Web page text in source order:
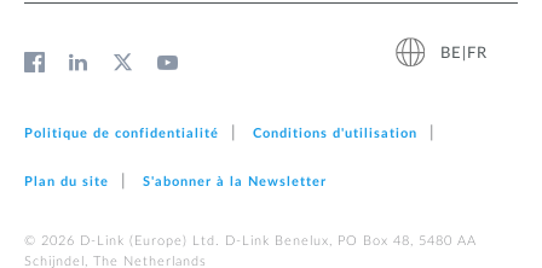
BE|FR
Politique de confidentialité Conditions d'utilisation
Plan du site S'abonner à la Newsletter
© 2026 D‑Link (Europe) Ltd. D-Link Benelux, PO Box 48, 5480 AA
Schijndel, The Netherlands